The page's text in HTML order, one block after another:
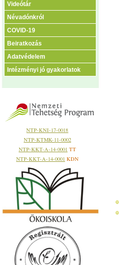
Videótár
Névadónkról
COVID-19
Beiratkozás
Adatvédelem
Intézményi jó gyakorlatok
NTP-KNI-17-0018
NTP-KTMK-11-0002
NTP-KKT-A-14-0001 TT
NTP-KKT-A-14-0001 KDN